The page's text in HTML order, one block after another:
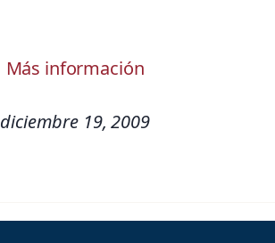
Más información
diciembre 19, 2009